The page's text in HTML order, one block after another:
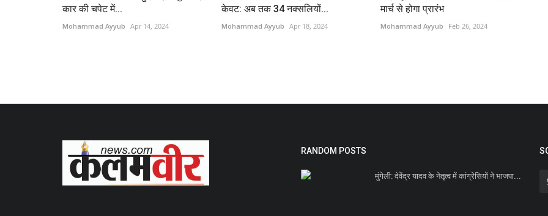
कार की चपेट में...
Mohammad Ayyub Apr 14, 2024
केवट: अब तक 34 नक्सलियों...
Mohammad Ayyub Apr 18, 2024
मार्च से होगा प्रारंभ
Mohammad Ayyub Feb 26, 2024
RANDOM POSTS
मुंगेली: देवेंद्र यादव के नेतृत्व में कांग्रेसियों ने भाजपा...